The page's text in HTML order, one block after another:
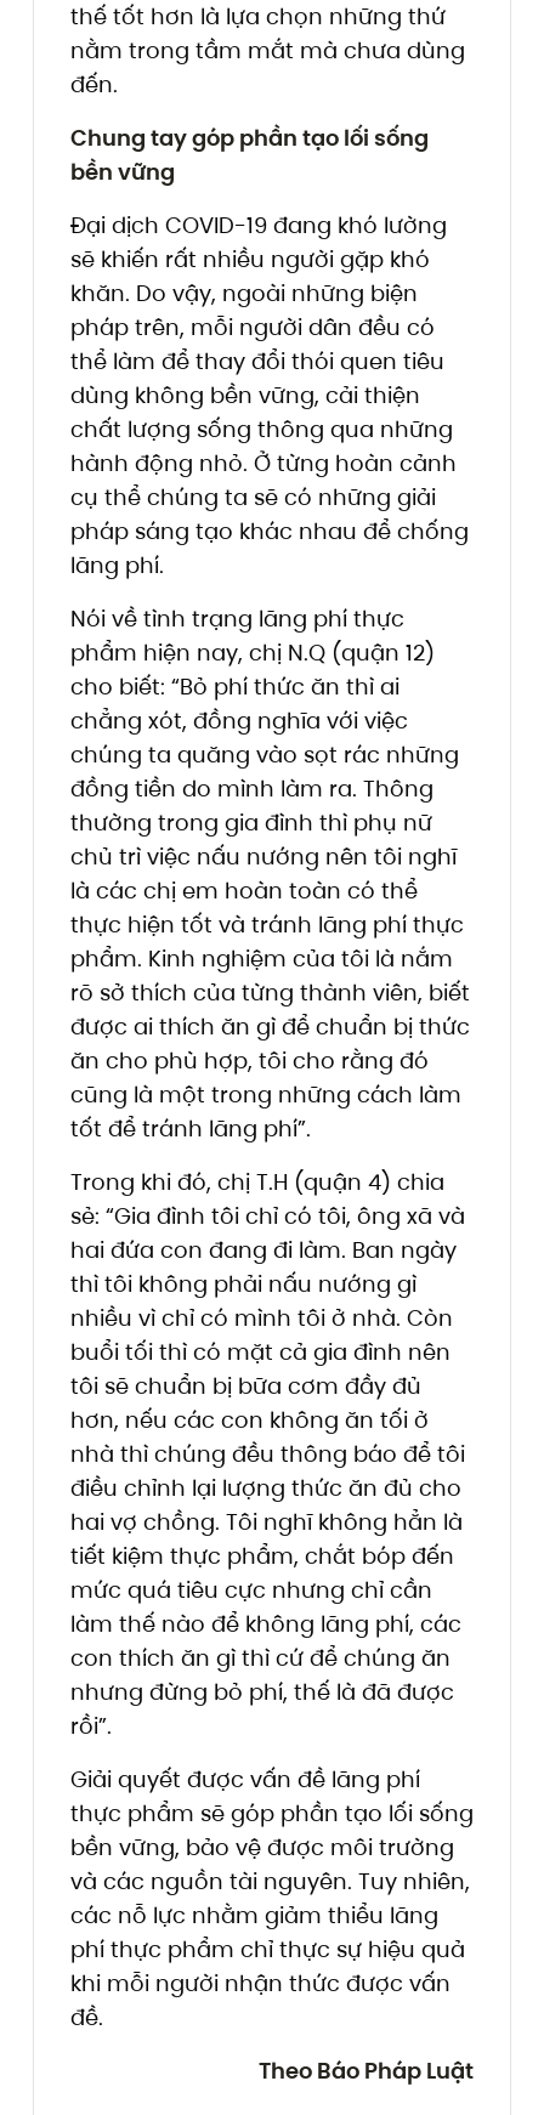
thế tốt hơn là lựa chọn những thứ
nằm trong tầm mắt mà chưa dùng
đến.
Chung tay góp phần tạo lối sống
bền vững
Đại dịch COVID-19 đang khó lường
sẽ khiến rất nhiều người gặp khó
khăn. Do vậy, ngoài những biện
pháp trên, mỗi người dân đều có
thể làm để thay đổi thói quen tiêu
dùng không bền vững, cải thiện
chất lượng sống thông qua những
hành động nhỏ. Ở từng hoàn cảnh
cụ thể chúng ta sẽ có những giải
pháp sáng tạo khác nhau để chống
lãng phí.
Nói về tình trạng lãng phí thực
phẩm hiện nay, chị N.Q (quận 12)
cho biết: “Bỏ phí thức ăn thì ai
chẳng xót, đồng nghĩa với việc
chúng ta quăng vào sọt rác những
đồng tiền do mình làm ra. Thông
thường trong gia đình thì phụ nữ
chủ trì việc nấu nướng nên tôi nghĩ
là các chị em hoàn toàn có thể
thực hiện tốt và tránh lãng phí thực
phẩm. Kinh nghiệm của tôi là nắm
rõ sở thích của từng thành viên, biết
được ai thích ăn gì để chuẩn bị thức
ăn cho phù hợp, tôi cho rằng đó
cũng là một trong những cách làm
tốt để tránh lãng phí”.
Trong khi đó, chị T.H (quận 4) chia
sẻ: “Gia đình tôi chỉ có tôi, ông xã và
hai đứa con đang đi làm. Ban ngày
thì tôi không phải nấu nướng gì
nhiều vì chỉ có mình tôi ở nhà. Còn
buổi tối thì có mặt cả gia đình nên
tôi sẽ chuẩn bị bữa cơm đầy đủ
hơn, nếu các con không ăn tối ở
nhà thì chúng đều thông báo để tôi
điều chỉnh lại lượng thức ăn đủ cho
hai vợ chồng. Tôi nghĩ không hẳn là
tiết kiệm thực phẩm, chắt bóp đến
mức quá tiêu cực nhưng chỉ cần
làm thế nào để không lãng phí, các
con thích ăn gì thì cứ để chúng ăn
nhưng đừng bỏ phí, thế là đã được
rồi”.
Giải quyết được vấn đề lãng phí
thực phẩm sẽ góp phần tạo lối sống
bền vững, bảo vệ được môi trường
và các nguồn tài nguyên. Tuy nhiên,
các nỗ lực nhằm giảm thiểu lãng
phí thực phẩm chỉ thực sự hiệu quả
khi mỗi người nhận thức được vấn
đề.
Theo Báo Pháp Luật